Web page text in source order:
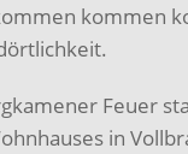
kommen
Feuer
in